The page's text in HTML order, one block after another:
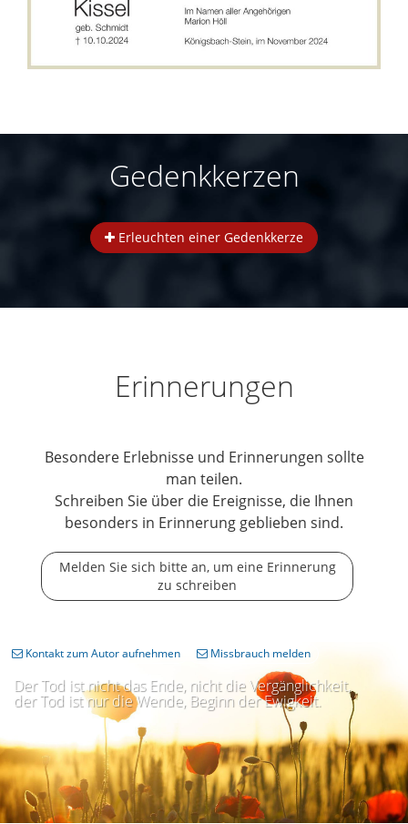
Gedenkkerzen
Erleuchten einer Gedenkkerze
Erinnerungen
Besondere Erlebnisse und Erinnerungen sollte
man teilen.
Schreiben Sie über die Ereignisse, die Ihnen
besonders in Erinnerung geblieben sind.
Melden Sie sich bitte an, um eine Erinnerung
zu schreiben
Der Tod ist nicht das Ende, nicht die Vergänglichkeit,
der Tod ist nur die Wende, Beginn der Ewigkeit.
Kontakt zum Autor aufnehmen Missbrauch melden